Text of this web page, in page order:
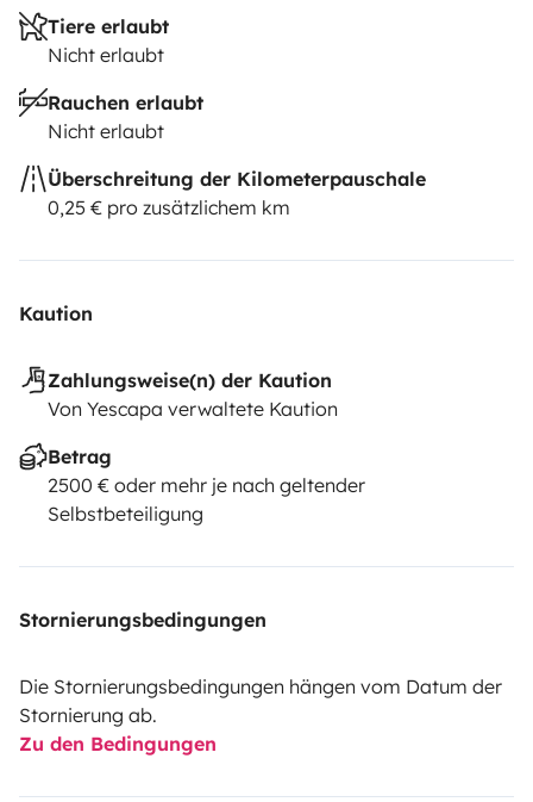
Tiere erlaubt
Nicht erlaubt
Rauchen erlaubt
Nicht erlaubt
Überschreitung der Kilometerpauschale
0,25 € pro zusätzlichem km
Kaution
Zahlungsweise(n) der Kaution
Von Yescapa verwaltete Kaution
Betrag
2500 € oder mehr je nach geltender
Selbstbeteiligung
Stornierungsbedingungen
Die Stornierungsbedingungen hängen vom Datum der
Stornierung ab.
Zu den Bedingungen